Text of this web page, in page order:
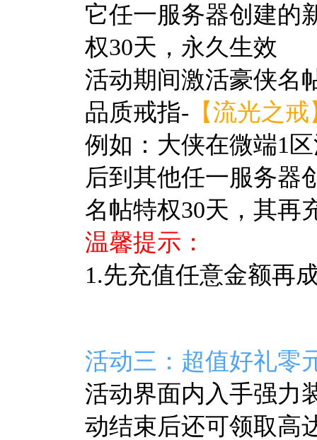
它任一服务器创建的
权30天，永久生效
活动期间激活豪侠名
品质戒指- 【流光之戒
例如：大侠在微端1
后到其他任一服务器
名帖特权30天，其再
温馨提示：
1.先充值任意金额再
活动三：超值好礼零
活动界面内入手强力
动结束后还可领取高